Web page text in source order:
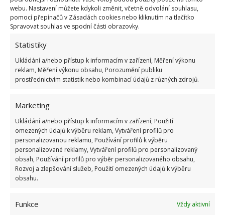
webu. Nastavení můžete kdykoli změnit, včetně odvolání souhlasu,
pomocí přepínačů v Zásadách cookies nebo kliknutím na tlačítko
Spravovat souhlas ve spodní části obrazovky.
Statistiky
Ukládání a/nebo přístup k informacím v zařízení, Měření výkonu
reklam, Měření výkonu obsahu, Porozumění publiku
prostřednictvím statistik nebo kombinací údajů z různých zdrojů.
Marketing
Ukládání a/nebo přístup k informacím v zařízení, Použití
omezených údajů k výběru reklam, Vytváření profilů pro
personalizovanou reklamu, Používání profilů k výběru
personalizované reklamy, Vytváření profilů pro personalizovaný
obsah, Používání profilů pro výběr personalizovaného obsahu,
Rozvoj a zlepšování služeb, Použití omezených údajů k výběru
obsahu.
Funkce
Vždy aktivní
Aloe vera
Aloe vera je rostlina patřící mezi sukulenty. Pro ty je
typické, že v noci vydechují právě kyslík. Jedná se o
rostlinu, kterou potěší místo na slunném místě,
nejlépe okenním parapetu. Nevyžaduje pravidelné
si dejte na přemokření.